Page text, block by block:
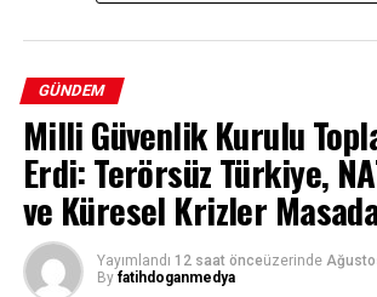
GÜNDEM
Milli Güvenlik Kurulu
Erdi: Terörsüz Türkiye,
ve Küresel Krizler
Yayımlandı 12 saat önceüzerinde
By fatihdoganmedya